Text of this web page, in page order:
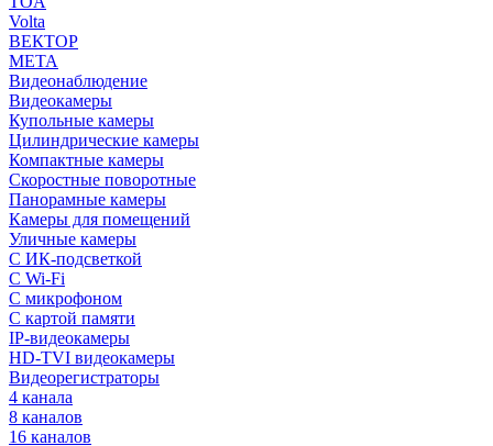
Volta
ВЕКТОР
МЕТА
Видеонаблюдение
Видеокамеры
Купольные камеры
Цилиндрические камеры
Компактные камеры
Скоростные поворотные
Панорамные камеры
Камеры для помещений
Уличные камеры
С ИК-подсветкой
С Wi-Fi
С микрофоном
С картой памяти
IP-видеокамеры
HD-TVI видеокамеры
Видеорегистраторы
4 канала
8 каналов
16 каналов